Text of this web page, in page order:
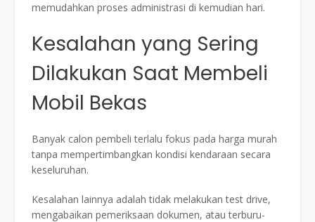
memudahkan proses administrasi di kemudian hari.
Kesalahan yang Sering
Dilakukan Saat Membeli
Mobil Bekas
Banyak calon pembeli terlalu fokus pada harga murah
tanpa mempertimbangkan kondisi kendaraan secara
keseluruhan.
Kesalahan lainnya adalah tidak melakukan test drive,
mengabaikan pemeriksaan dokumen, atau terburu-